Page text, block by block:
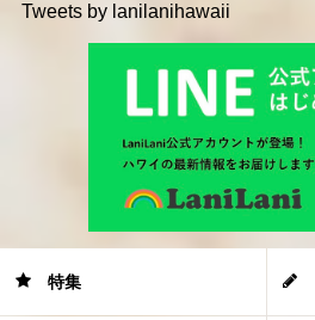
Tweets by lanilanihawaii
特集